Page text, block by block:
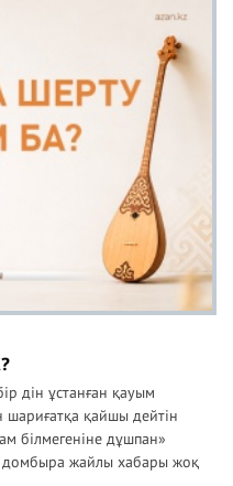
дін ұстанған қауым
шариғатқа қайшы дейтін
білмегеніне дұшпан»
домбыра жайлы хабары жоқ